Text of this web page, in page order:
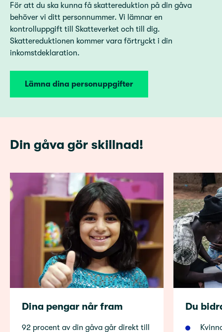
För att du ska kunna få skattereduktion på din gåva
behöver vi ditt personnummer. Vi lämnar en
kontrolluppgift till Skatteverket och till dig.
Skattereduktionen kommer vara förtryckt i din
inkomstdeklaration.
Lämna dina personuppgifter
Din gåva gör skillnad!
Dina pengar når fram
92 procent av din gåva går direkt till
Du